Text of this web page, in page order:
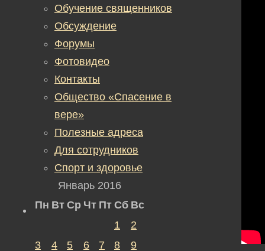
Обучение священников
Обсуждение
Форумы
Фотовидео
Контакты
Общество «Спасение в
вере»
Полезные адреса
Для сотрудников
Спорт и здоровье
Январь 2016
Пн Вт Ср Чт Пт Сб Вс
1
2
3
4 5 6 7 8 9